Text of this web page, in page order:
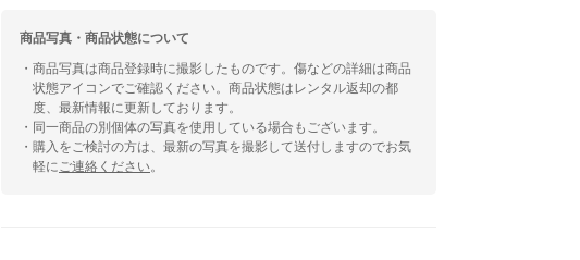
商品写真・商品状態について
・商品写真は商品登録時に撮影したものです。傷などの詳細は商品
状態アイコンでご確認ください。商品状態はレンタル返却の都
度、最新情報に更新しております。
・同一商品の別個体の写真を使用している場合もございます。
・購入をご検討の方は、最新の写真を撮影して送付しますのでお気
軽にご連絡ください。